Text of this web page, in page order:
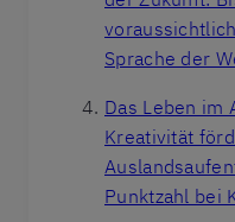
Sprache der
Das Leben im
Kreativität
Punktzahl bei